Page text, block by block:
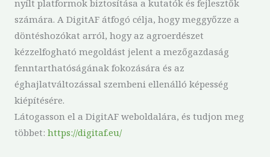
nyílt platformok biztosítása a kutatók és fejlesztők
számára. A DigitAF átfogó célja, hogy meggyőzze a
döntéshozókat arról, hogy az agroerdészet
kézzelfogható megoldást jelent a mezőgazdaság
fenntarthatóságának fokozására és az
éghajlatváltozással szembeni ellenálló képesség
kiépítésére.
Látogasson el a DigitAF weboldalára, és tudjon meg
többet: https://digitaf.eu/